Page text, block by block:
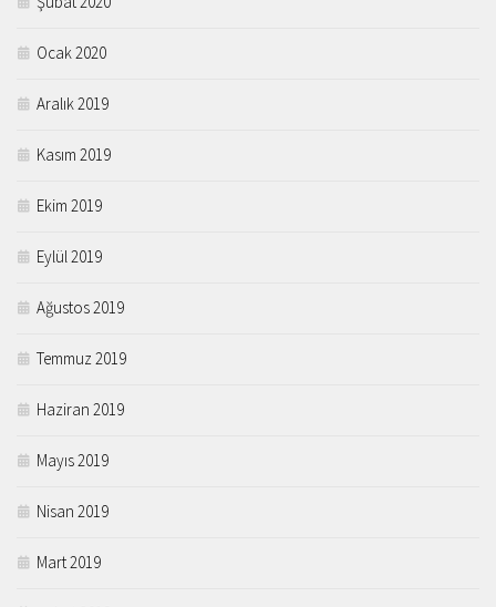
Ocak 2020
Aralık 2019
Kasım 2019
Ekim 2019
Eylül 2019
Ağustos 2019
Temmuz 2019
Haziran 2019
Mayıs 2019
Nisan 2019
Mart 2019